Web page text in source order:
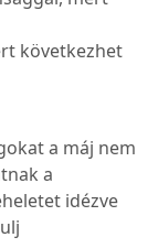
következhet
a máj nem
a
idézve